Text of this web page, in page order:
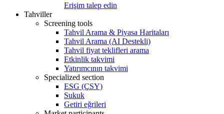
Erişim talep edin
Tahviller
Screening tools
Tahvil Arama & Piyasa Haritaları
Tahvil Arama (AI Destekli)
Tahvil fiyat teklifleri arama
Etkinlik takvimi
Yatırımcının takvimi
Specialized section
ESG (ÇSY)
Sukuk
Getiri eğrileri